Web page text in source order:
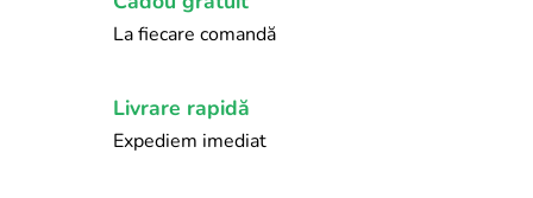
La fiecare comandă
Livrare rapidă
Expediem imediat